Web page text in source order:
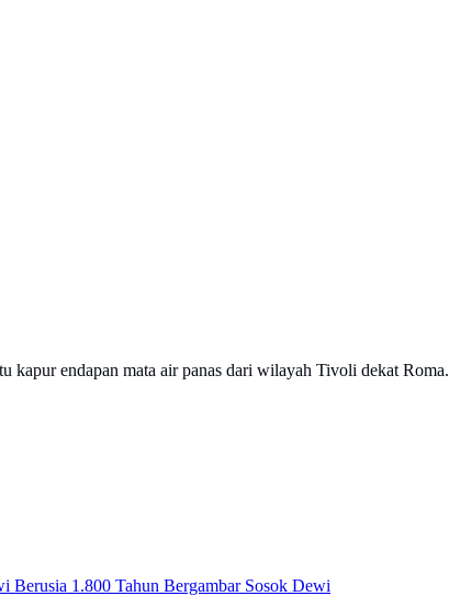
kapur endapan mata air panas dari wilayah Tivoli dekat Roma.
Berusia 1.800 Tahun Bergambar Sosok Dewi